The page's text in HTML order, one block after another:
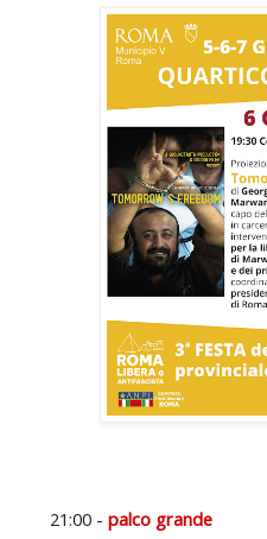
21:00 - palco grande